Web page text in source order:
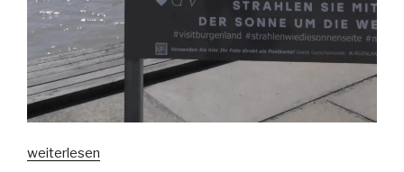
„Podersdorf
weiterlesen